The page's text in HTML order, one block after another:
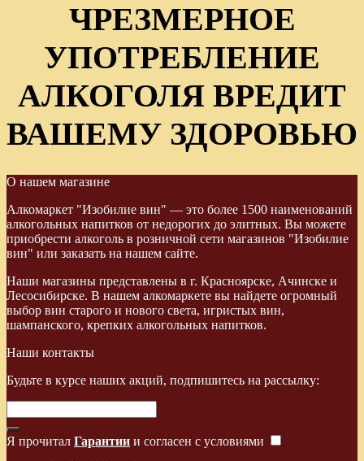
ЧРЕЗМЕРНОЕ
УПОТРЕБЛЕНИЕ
АЛКОГОЛЯ ВРЕДИТ
ВАШЕМУ ЗДОРОВЬЮ
О нашем магазине
Алкомаркет "Изобилие вин" — это более 1500 наименований
алкогольных напитков от недорогих до элитных. Вы можете
приобрести алкоголь в розничной сети магазинов "Изобилие
вин" или заказать на нашем сайте.
Наши магазины представлены в г. Красноярске, Ачинске и
Лесосибирске. В нашем алкомаркете вы найдете огромный
выбор вин старого и нового света, игристых вин,
шампанского, крепких алкогольных напитков.
Наши контакты
Будьте в курсе наших акций, подпишитесь на рассылку:
Я прочитал Гарантии и согласен с условиями